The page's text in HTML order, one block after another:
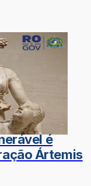
é
Ártemis